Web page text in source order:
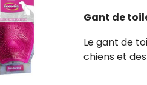
Gant de
Le gant de toilettage Inodorina est
chiens et des chats.